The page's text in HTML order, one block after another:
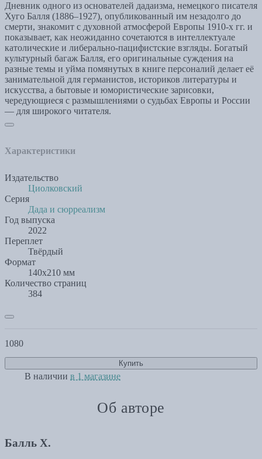
Дневник одного из основателей дадаизма, немецкого писателя
Хуго Балля (1886–1927), опубликованный им незадолго до
смерти, знакомит с духовной атмосферой Европы 1910-х гг. и
показывает, как неожиданно сочетаются в интеллектуале
католические и либерально-пацифистские взгляды. Богатый
культурный багаж Балля, его оригинальные суждения на
разные темы и уйма помянутых в книге персоналий делает её
занимательной для германистов, историков литературы и
искусства, а бытовые и юмористические зарисовки,
чередующиеся с размышлениями о судьбах Европы и России
— для широкого читателя.
Характеристики
Издательство
Циолковский
Серия
Дада и сюрреализм
Год выпуска
2022
Переплет
Твёрдый
Формат
140x210 мм
Количество страниц
384
1080
Купить
В наличии в 1 магазине
Об авторе
Балль Х.